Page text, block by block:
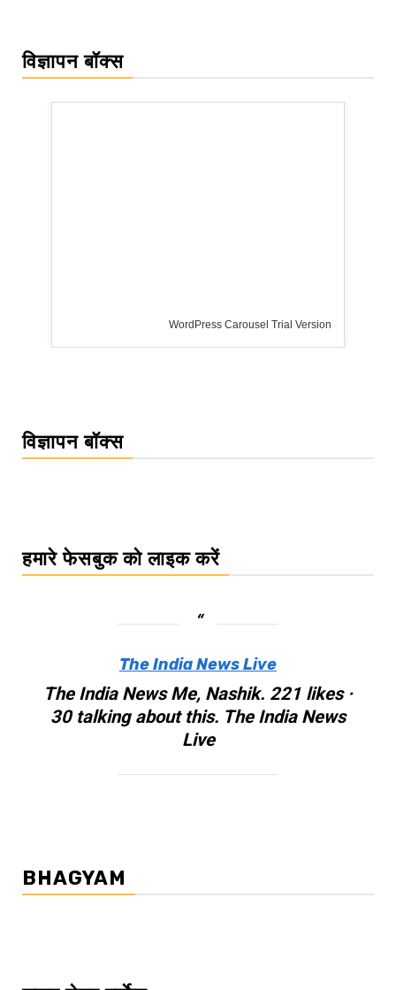
विज्ञापन बॉक्स
विज्ञापन बॉक्स
हमारे फेसबुक को लाइक करें
The India News Live
The India News Me, Nashik. 221 likes ·
30 talking about this. The India News
Live
BHAGYAM